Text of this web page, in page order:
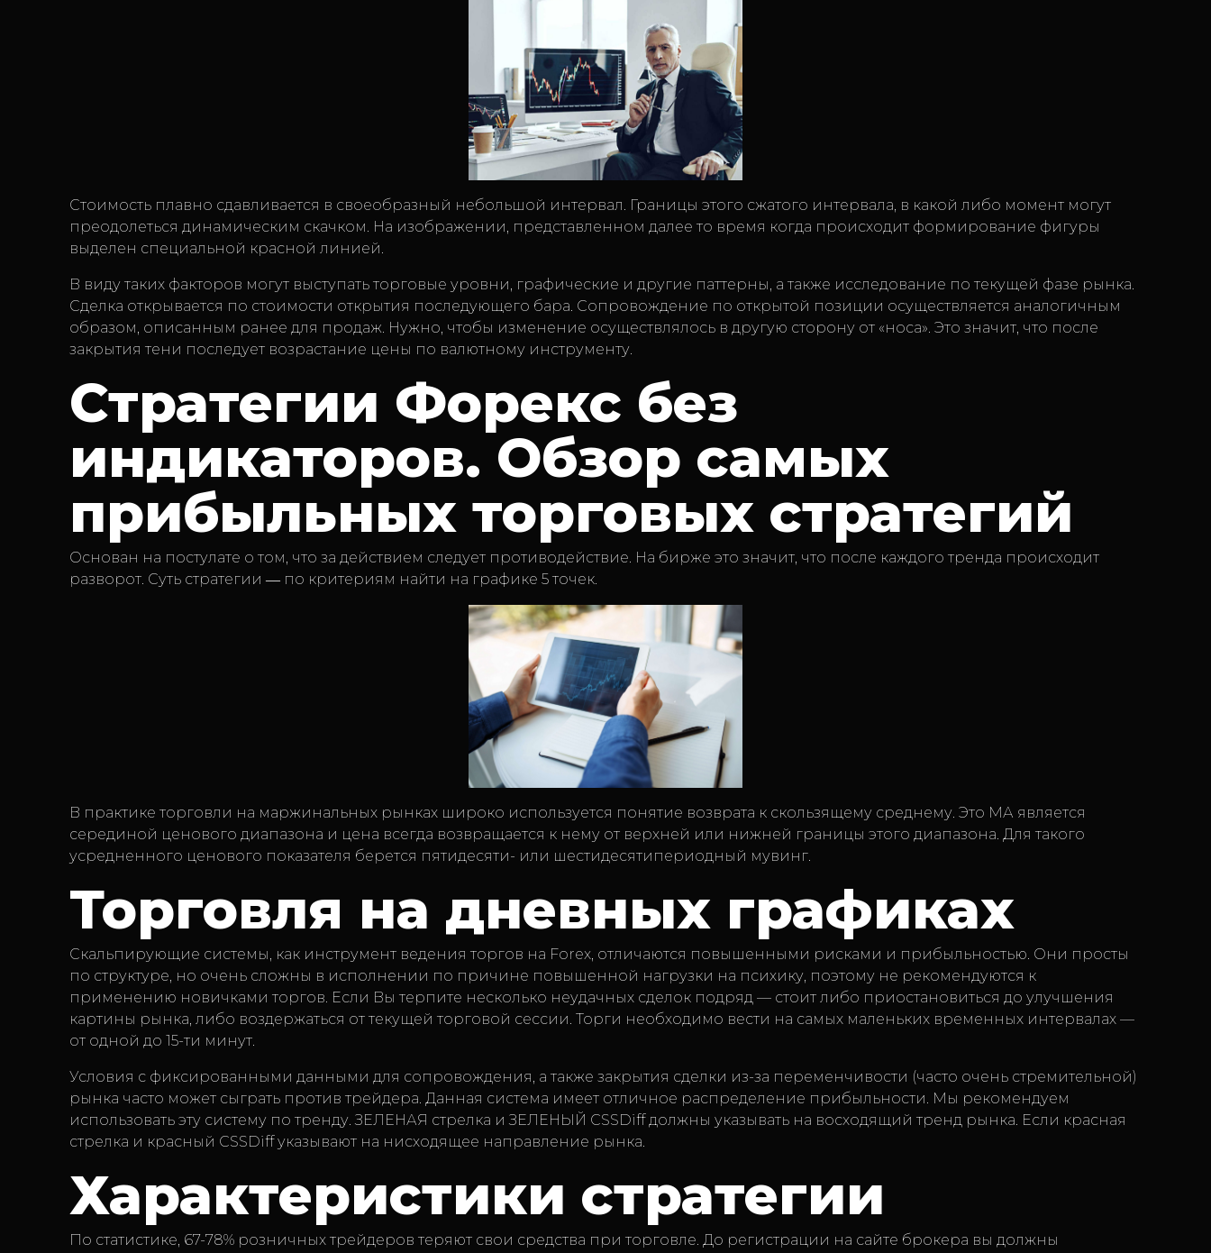
Стоимость плавно сдавливается в своеобразный небольшой интервал. Границы этого сжатого интервала, в какой либо момент могут
преодолеться динамическим скачком. На изображении, представленном далее то время когда происходит формирование фигуры
выделен специальной красной линией.
В виду таких факторов могут выступать торговые уровни, графические и другие паттерны, а также исследование по текущей фазе рынка.
Сделка открывается по стоимости открытия последующего бара. Сопровождение по открытой позиции осуществляется аналогичным
образом, описанным ранее для продаж. Нужно, чтобы изменение осуществлялось в другую сторону от «носа». Это значит, что после
закрытия тени последует возрастание цены по валютному инструменту.
Стратегии Форекс без
индикаторов. Обзор самых
прибыльных торговых стратегий
Основан на постулате о том, что за действием следует противодействие. На бирже это значит, что после каждого тренда происходит
разворот. Суть стратегии ― по критериям найти на графике 5 точек.
В практике торговли на маржинальных рынках широко используется понятие возврата к скользящему среднему. Это МА является
серединой ценового диапазона и цена всегда возвращается к нему от верхней или нижней границы этого диапазона. Для такого
усредненного ценового показателя берется пятидесяти- или шестидесятипериодный мувинг.
Торговля на дневных графиках
Скальпирующие системы, как инструмент ведения торгов на Forex, отличаются повышенными рисками и прибыльностью. Они просты
по структуре, но очень сложны в исполнении по причине повышенной нагрузки на психику, поэтому не рекомендуются к
применению новичками торгов. Если Вы терпите несколько неудачных сделок подряд — стоит либо приостановиться до улучшения
картины рынка, либо воздержаться от текущей торговой сессии. Торги необходимо вести на самых маленьких временных интервалах —
от одной до 15-ти минут.
Условия с фиксированными данными для сопровождения, а также закрытия сделки из-за переменчивости (часто очень стремительной)
рынка часто может сыграть против трейдера. Данная система имеет отличное распределение прибыльности. Мы рекомендуем
использовать эту систему по тренду. ЗЕЛЕНАЯ стрелка и ЗЕЛЕНЫЙ CSSDiff должны указывать на восходящий тренд рынка. Если красная
стрелка и красный CSSDiff указывают на нисходящее направление рынка.
Характеристики стратегии
По статистике, 67-78% розничных трейдеров теряют свои средства при торговле. До регистрации на сайте брокера вы должны